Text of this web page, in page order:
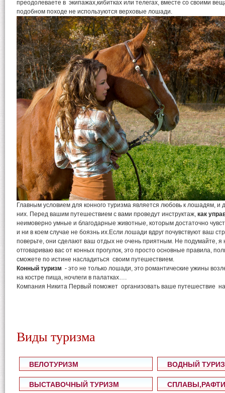
преодолеваете в экипажах,кибитках или телегах, вместе со своими
подобном походе не используются верховые лошади.
Главным условием для конного туризма является любовь к лошадям, и
них. Перед вашим путешествием с вами проведут инструктаж, как
неимоверно умные и благодарные животные, которым достаточно
и ни в коем случае не боязнь их.Если лошади вдруг почувствуют ваш
поверьте, они сделают ваш отдых не очень приятным. Не подумайте, я
отговариваю вас от конных прогулок, это просто основные правила,
сможете по истине насладиться своим путешествием.
Конный туризм - это не только лошади, это романтические ужины
на костре пища, ночлеги в палатках….
Компания Никита Первый поможет организовать ваше путешествие
Виды туризма
ВЕЛОТУРИЗМ ВОДНЫЙ
ВЫСТАВОЧНЫЙ ТУРИЗМ